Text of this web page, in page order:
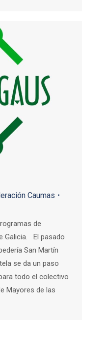
Caumas
de
Galicia. El pasado
San Martín
se da un paso
todo el colectivo
Mayores de las